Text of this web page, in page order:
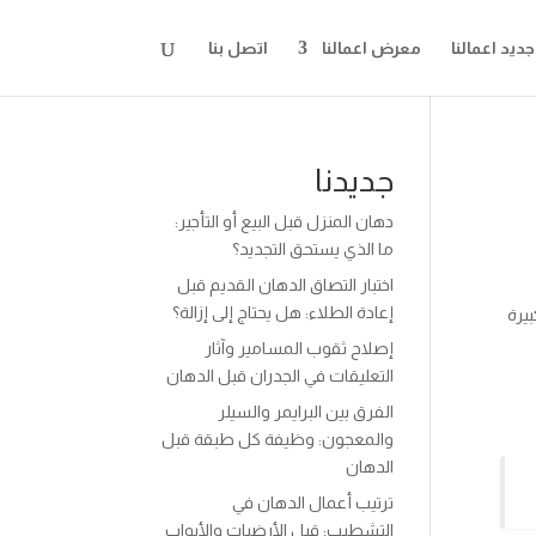
جديد اعمالنا معرض اعمالنا اتصل بنا
جديدنا
دهان المنزل قبل البيع أو التأجير:
ما الذي يستحق التجديد؟
اختبار التصاق الدهان القديم قبل
إعادة الطلاء: هل يحتاج إلى إزالة؟
إصلاح ثقوب المسامير وآثار
التعليقات في الجدران قبل الدهان
الفرق بين البرايمر والسيلر
والمعجون: وظيفة كل طبقة قبل
الدهان
ترتيب أعمال الدهان في
التشطيب: قبل الأرضيات والأبواب